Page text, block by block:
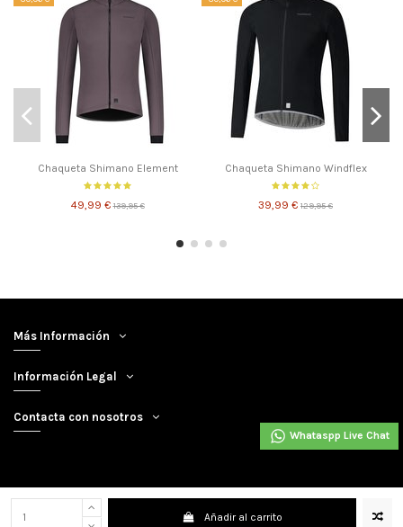
Añadir al carrito
Chaqueta Shimano Element
49,99 €139,95 €
Chaqueta Shimano Windflex
39,99 € 129,95 €
Más Información
Información Legal
Contacta con nosotros
Whataspp Live Chat